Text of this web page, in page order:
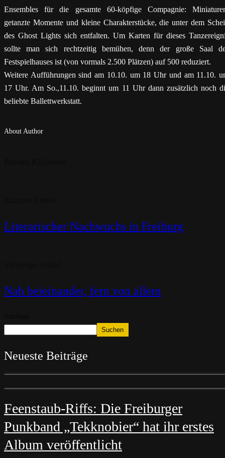
Ensembles für die gesamte 60-köpfige Compagnie:
getanzte Momente und kleine Charakterstücke, die unter dem
des Ghost Lights sich entfalten. Um Karten für dieses
sollte man sich rechtzeitig bemühen, denn der große Saal
Festspielhauses ist (von vormals 2.500 Plätzen) auf 500 reduziert.
Weitere Aufführungen sind am 10.10. um 18 Uhr und am 11.10.
17 Uhr. Am So.,11.10. beginnt um 11 Uhr dann zusätzlich noch
beliebte Ballettwerkstatt.
About Author
Literarischer Nachwuchs in Freiburg
Nah beieinander, fern von allem
Suchen
Neueste Beiträge
Feenstaub-Riffs: Die Freiburger
Punkband „Tekknobier“ hat ihr erstes
Album veröffentlicht